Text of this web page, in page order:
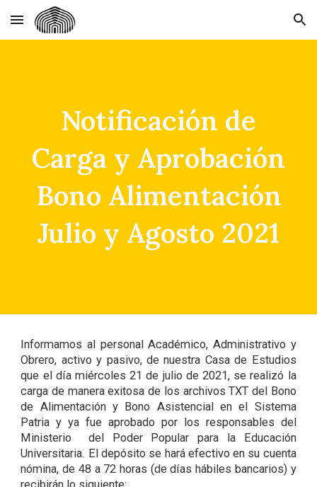
Skip to main content Skip to navigation
Notificación de
Carga y Aprobación
Bono Alimentación
Julio y Agosto 2021
Informamos al personal Académico, Administrativo y
Obrero, activo y pasivo, de nuestra Casa de Estudios
que el día miércoles 21 de julio de 2021, se realizó la
carga de manera exitosa de los archivos TXT del Bono
de Alimentación y Bono Asistencial en el Sistema
Patria y ya fue aprobado por los responsables del
Ministerio del Poder Popular para la Educación
Universitaria. El depósito se hará efectivo en su cuenta
nómina, de 48 a 72 horas (de días hábiles bancarios) y